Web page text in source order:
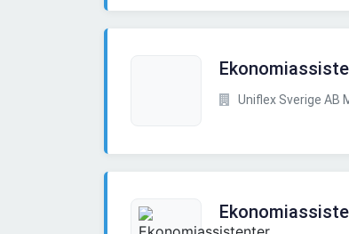
Uniflex Sverige AB